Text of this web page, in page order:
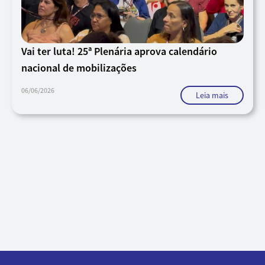
Vai ter luta! 25ª Plenária aprova calendário
nacional de mobilizações
06/06/2026 Leia mais